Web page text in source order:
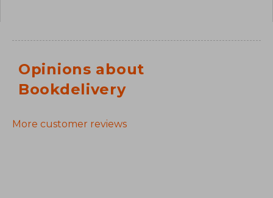
Opinions about
Bookdelivery
More customer reviews